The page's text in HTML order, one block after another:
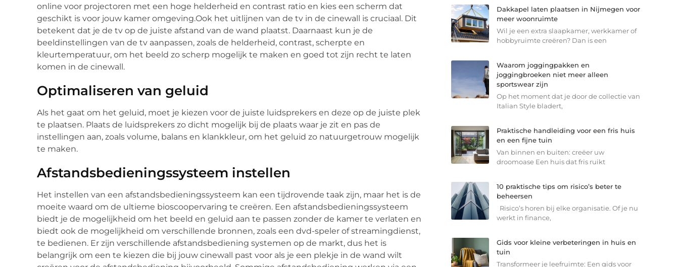
online voor projectoren met een hoge helderheid en contrast ratio en kies een scherm dat
geschikt is voor jouw kamer omgeving.Ook het uitlijnen van de tv in de cinewall is cruciaal. Dit
betekent dat je de tv op de juiste afstand van de wand plaatst. Daarnaast kun je de
beeldinstellingen van de tv aanpassen, zoals de helderheid, contrast, scherpte en
kleurtemperatuur, om het beeld zo scherp mogelijk te maken en goed tot zijn recht te laten
komen in de cinewall.
Optimaliseren van geluid
Als het gaat om het geluid, moet je kiezen voor de juiste luidsprekers en deze op de juiste plek
te plaatsen. Plaats de luidsprekers zo dicht mogelijk bij de plaats waar je zit en pas de
instellingen aan, zoals volume, balans en klankkleur, om het geluid zo natuurgetrouw mogelijk
te maken.
Afstandsbedieningssysteem instellen
Het instellen van een afstandsbedieningssysteem kan een tijdrovende taak zijn, maar het is de
moeite waard om de ultieme bioscoopervaring te creëren. Een afstandsbedieningssysteem
biedt je de mogelijkheid om het beeld en geluid aan te passen zonder de kamer te verlaten en
biedt ook de mogelijkheid om verschillende bronnen, zoals een dvd-speler of streamingdienst,
te bedienen. Er zijn verschillende afstandsbediening systemen op de markt, dus het is
belangrijk om een te kiezen die bij jouw cinewall past voor als je een plekje in de wand wilt
Dakkapel laten plaatsen in Nijmegen voor
meer woonruimte
Wil je een extra slaapkamer, werkkamer of
hobbyruimte creëren? Dan is een
Waarom joggingpakken en
joggingbroeken niet meer alleen
sportswear zijn
Op het moment dat je door de collectie van
Italian Style bladert,
Praktische handleiding voor een fris huis
en een fijne tuin
Van binnen en buiten: creëer uw
droomoase Een huis dat fris ruikt
10 praktische tips om risico’s beter te
beheersen
Risico’s horen bij elke organisatie. Of je nu
werkt in finance,
Gids voor kleine verbeteringen in huis en
tuin
Transformeer je leefruimte: Een gids voor